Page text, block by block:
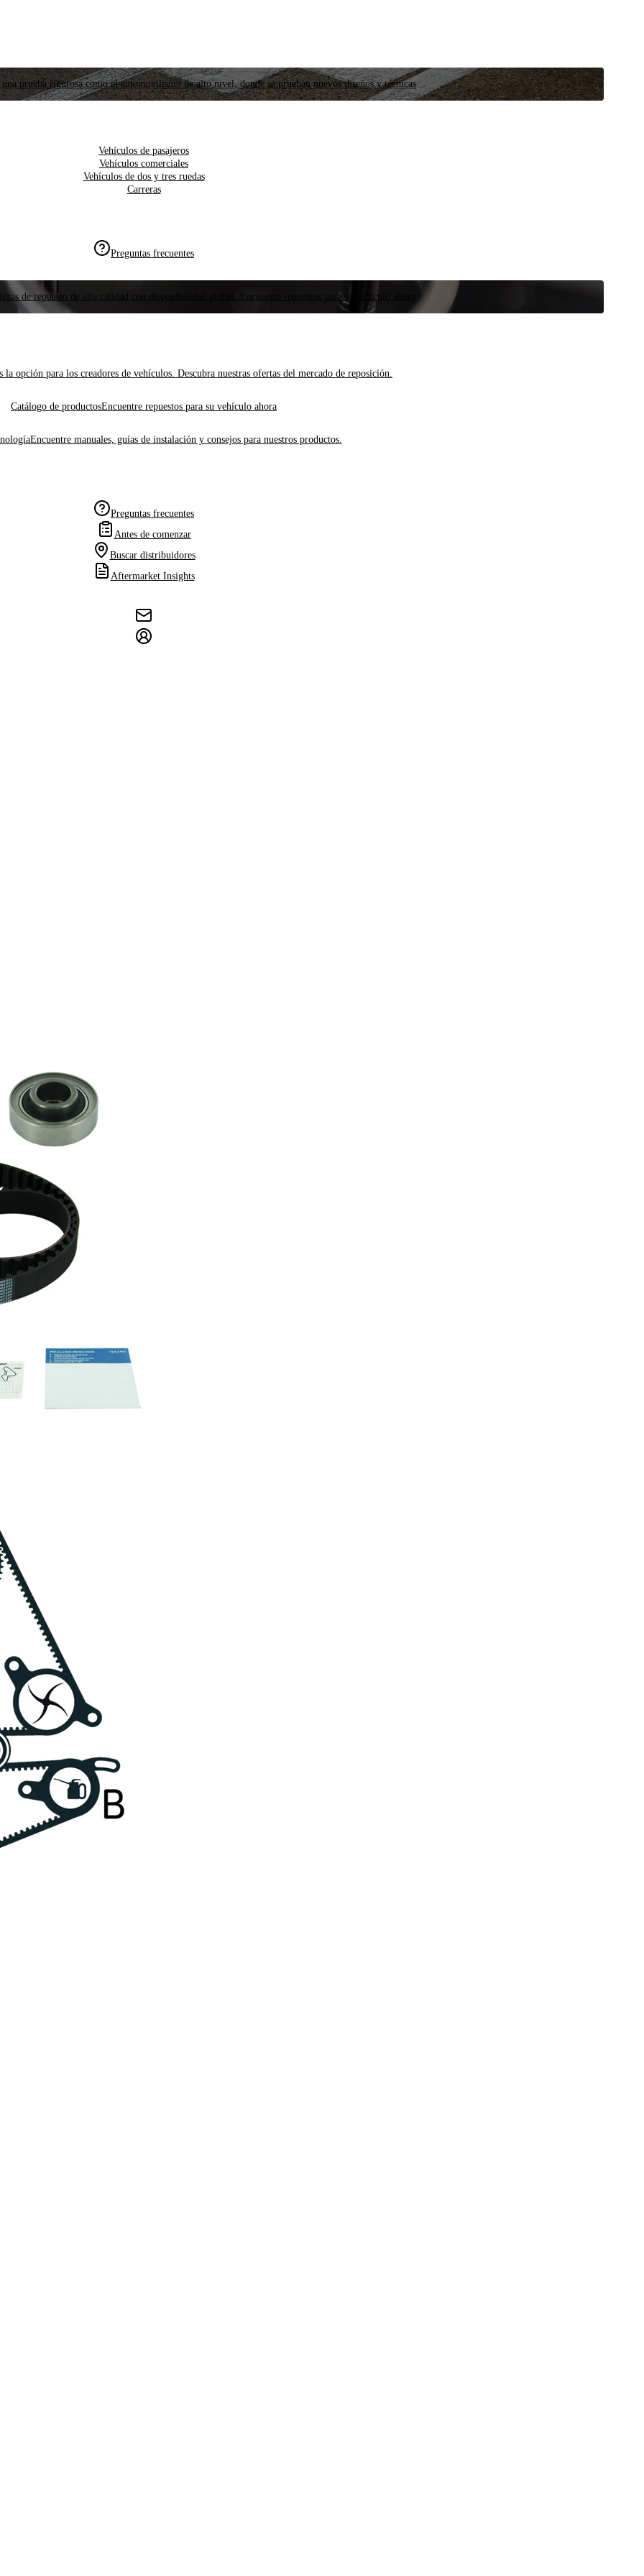
prueba rigurosa como el automovilismo de alto nivel, donde se prueban nuevos diseños y técnicas
Vehículos de pasajeros
Vehículos comerciales
Vehículos de dos y tres ruedas
Carreras
Preguntas frecuentes
de repuesto de alta calidad con disponibilidad global. Encuentre repuestos para su vehículo ahora
la opción para los creadores de vehículos. Descubra nuestras ofertas del mercado de reposición.
Catálogo de productosEncuentre repuestos para su vehículo ahora
Encuentre manuales, guías de instalación y consejos para nuestros productos.
Preguntas frecuentes
Antes de comenzar
Buscar distribuidores
Aftermarket Insights